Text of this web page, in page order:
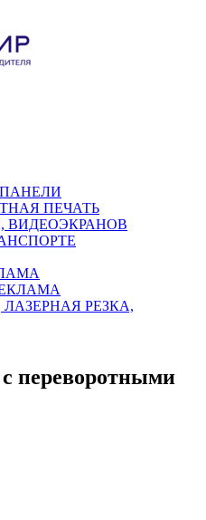
ПЕЧАТЬ
ВИДЕОЭКРАНОВ
ЛАЗЕРНАЯ РЕЗКА,
переворотными